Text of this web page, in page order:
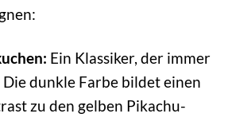
Ein Klassiker, der immer
dunkle Farbe bildet einen
zu den gelben Pikachu-